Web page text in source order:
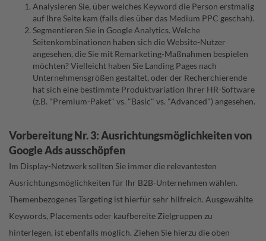
Analysieren Sie, über welches Keyword die Person erstmalig
auf Ihre Seite kam (falls dies über das Medium PPC geschah).
Segmentieren Sie in Google Analytics. Welche
Seitenkombinationen haben sich die Website-Nutzer
angesehen, die Sie mit Remarketing-Maßnahmen bespielen
möchten? Vielleicht haben Sie Landing Pages nach
Unternehmensgrößen gestaltet, oder der Recherchierende
hat sich eine bestimmte Produktvariation Ihrer HR-Software
(z.B. "Premium-Paket" vs. "Basic" vs. "Advanced") angesehen.
Vorbereitung Nr. 3: Ausrichtungsmöglichkeiten von
Google Ads ausschöpfen
Im Display-Netzwerk sollten Sie immer die relevantesten
Ausrichtungsmöglichkeiten für Ihr B2B-Unternehmen wählen.
Themenbezogenes Targeting ist hierfür sehr hilfreich. Ausgewählte
Keywords, Placements oder kaufbereite Zielgruppen zu
hinterlegen, ist ebenfalls möglich. Ziehen Sie hierzu die oben